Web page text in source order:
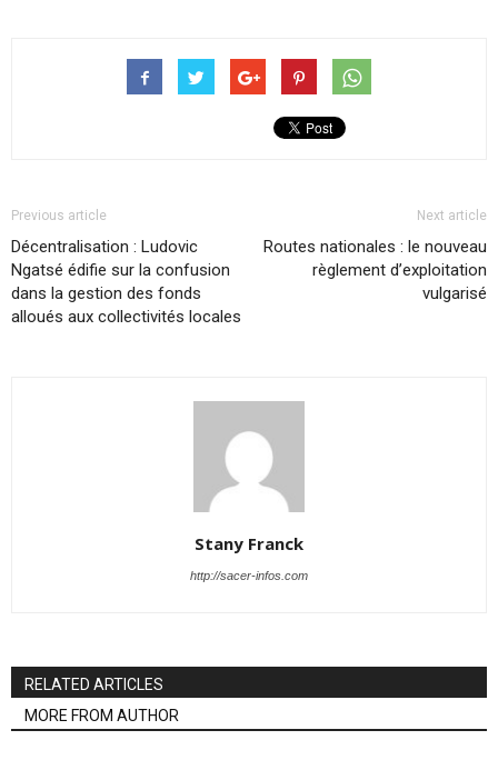
Previous article
Décentralisation : Ludovic
Ngatsé édifie sur la confusion
dans la gestion des fonds
alloués aux collectivités locales
Next article
Routes nationales : le nouveau
règlement d’exploitation
vulgarisé
Stany Franck
http://sacer-infos.com
RELATED ARTICLES
MORE FROM AUTHOR